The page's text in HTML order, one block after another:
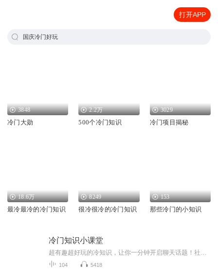
打开APP
国庆冷门好玩
3848
冷门大勋
2.2万
500个冷门知识
3029
冷门项目揭秘
18.6万
最冷最冷的冷门知识
8249
很冷很冷的冷门知识
153
那些冷门的小知识
冷门知识小课堂
104 5418